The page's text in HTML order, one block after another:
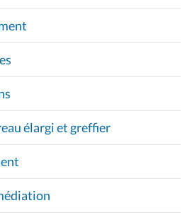
élargi et greffier